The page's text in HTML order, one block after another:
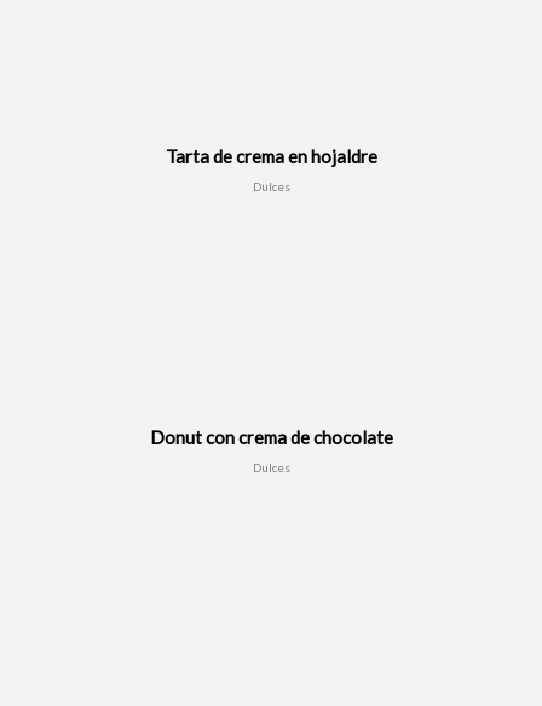
Tarta de crema en hojaldre
Dulces
Donut con crema de chocolate
Dulces